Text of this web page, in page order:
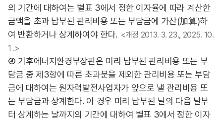
의 기간에 대하여는 별표 3에서 정한 이자율에 따라 계산한
금액을 초과 납부된 관리비용 또는 부담금에 가산(加算)하
여 반환하거나 상계하여야 한다. <개정 2013. 3. 23., 2025. 10.
1 .>
④ 기후에너지환경부장관은 미리 납부된 관리비용 또는 부
담금 중 제3항에 따른 초과분을 제외한 관리비용 또는 부담
금에 대하여는 원자력발전사업자가 앞으로 낼 관리비용 또
는 부담금과 상계한다. 이 경우 미리 납부된 날의 다음 날부
터 상계하는 날까지의 기간에 대하여 별표 3에서 정한 이자